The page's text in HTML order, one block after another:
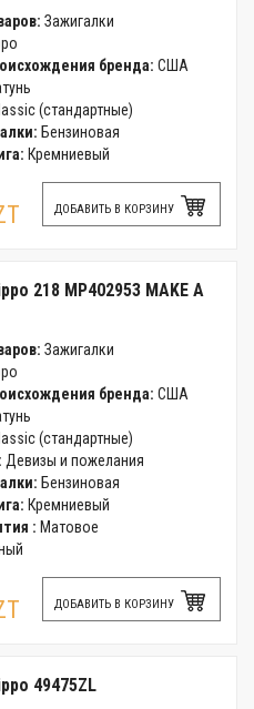
Зажигалки
бренда: США
(стандартные)
Бензиновая
Кремниевый
ДОБАВИТЬ В КОРЗИНУ
218 MP402953 MAKE A
Зажигалки
бренда: США
(стандартные)
Девизы и пожелания
Бензиновая
Кремниевый
: Матовое
ДОБАВИТЬ В КОРЗИНУ
49475ZL